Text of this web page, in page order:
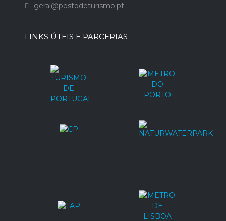
geral@postodeturismo.pt
LINKS ÚTEIS E PARCERIAS